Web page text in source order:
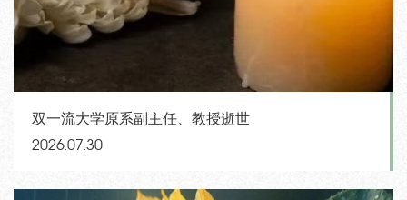
双一流大学原系副主任、教授逝世
2026.07.30